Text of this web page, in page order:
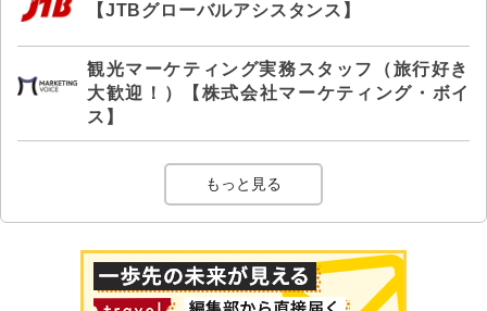
【JTBグローバルアシスタンス】
観光マーケティング実務スタッフ（旅行好き
大歓迎！）【株式会社マーケティング・ボイ
ス】
もっと見る